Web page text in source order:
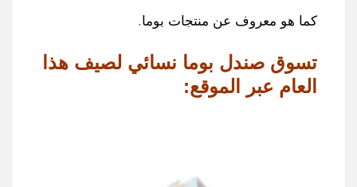
كما هو معروف عن منتجات بوما.
تسوق صندل بوما نسائي لصيف هذا
العام عبر الموقع: